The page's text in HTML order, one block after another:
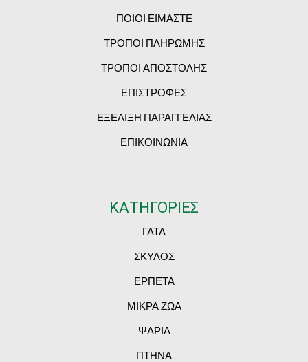
ΠΟΙΟΙ ΕΙΜΑΣΤΕ
ΤΡΟΠΟΙ ΠΛΗΡΩΜΗΣ
ΤΡΟΠΟΙ ΑΠΟΣΤΟΛΗΣ
ΕΠΙΣΤΡΟΦΕΣ
ΕΞΕΛΙΞΗ ΠΑΡΑΓΓΕΛΙΑΣ
ΕΠΙΚΟΙΝΩΝΙΑ
ΚΑΤΗΓΟΡΙΕΣ
ΓΑΤΑ
ΣΚΥΛΟΣ
ΕΡΠΕΤΑ
ΜΙΚΡΑ ΖΩΑ
ΨΑΡΙΑ
ΠΤΗΝΑ